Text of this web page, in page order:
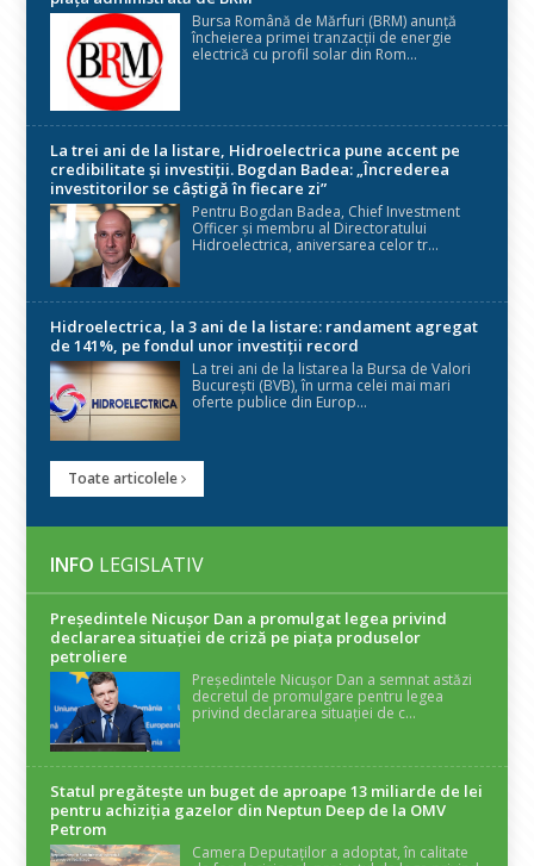
Bursa Română de Mărfuri (BRM) anunță
încheierea primei tranzacții de energie
electrică cu profil solar din Rom...
La trei ani de la listare, Hidroelectrica pune accent pe
credibilitate și investiții. Bogdan Badea: „Încrederea
investitorilor se câștigă în fiecare zi”
Pentru Bogdan Badea, Chief Investment
Officer și membru al Directoratului
Hidroelectrica, aniversarea celor tr...
Hidroelectrica, la 3 ani de la listare: randament agregat
de 141%, pe fondul unor investiții record
La trei ani de la listarea la Bursa de Valori
București (BVB), în urma celei mai mari
oferte publice din Europ...
Toate articolele
INFO LEGISLATIV
Președintele Nicuşor Dan a promulgat legea privind
declararea situaţiei de criză pe piaţa produselor
petroliere
Președintele Nicușor Dan a semnat astăzi
decretul de promulgare pentru legea
privind declararea situației de c...
Statul pregătește un buget de aproape 13 miliarde de lei
pentru achiziția gazelor din Neptun Deep de la OMV
Petrom
Camera Deputaților a adoptat, în calitate